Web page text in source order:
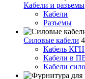
Кабели и разъемы
Кабели
Разъемы
Силовые кабели
Кабель КГН
Кабели в
Кабели